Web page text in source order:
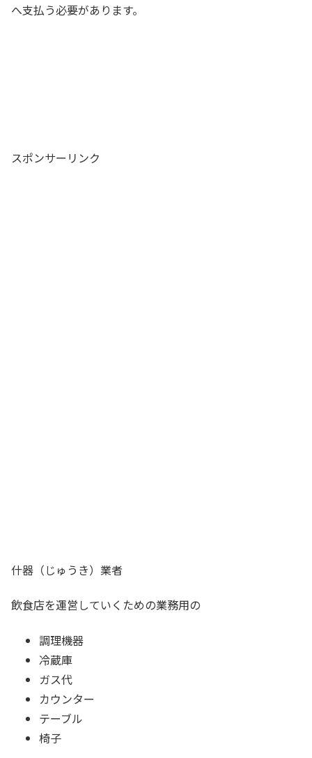
へ支払う必要があります。
スポンサーリンク
什器（じゅうき）業者
飲食店を運営していくための業務用の
調理機器
冷蔵庫
ガス代
カウンター
テーブル
椅子